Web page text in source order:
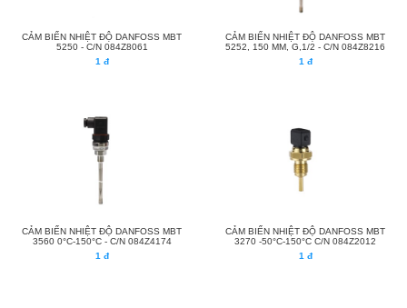
CẢM BIẾN NHIỆT ĐỘ DANFOSS MBT
5250 - C/N 084Z8061
1 đ
CẢM BIẾN NHIỆT ĐỘ DANFOSS MBT
5252, 150 MM, G,1/2 - C/N 084Z8216
1 đ
CẢM BIẾN NHIỆT ĐỘ DANFOSS MBT
3560 0°C-150°C - C/N 084Z4174
1 đ
CẢM BIẾN NHIỆT ĐỘ DANFOSS MBT
3270 -50°C-150°C C/N 084Z2012
1 đ